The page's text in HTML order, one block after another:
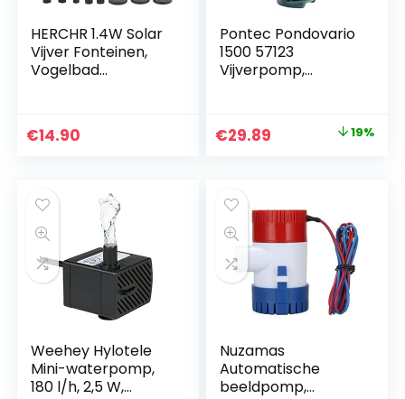
HERCHR 1.4W Solar
Vijver Fonteinen,
Vogelbad
Buitenshuis Tuin
Landschap
€14.90
Pontec Pondovario
1500 57123
Vijverpomp,
Original
€36.95.
€29.89
€29.89.
19%
Weehey Hylotele
Mini-waterpomp,
180 l/h, 2,5 W,
Nuzamas
Automatische
beeldpomp,